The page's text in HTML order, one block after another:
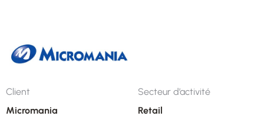
Client
Micromania
Secteur d’activité
Retail